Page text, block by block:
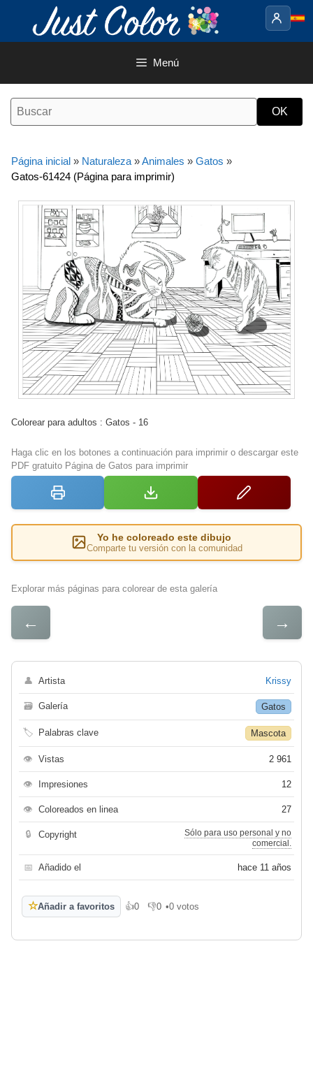
contenido
Menú
Página inicial » Naturaleza »Animales » Gatos »
Gatos-61424 (Página para imprimir)
Colorear para adultos : Gatos - 16
Haga clic en los botones a continuación para imprimir o descargar este
PDF gratuito Página de Gatos para imprimir
Yo he coloreado este dibujo
Comparte tu versión con la comunidad
Explorar más páginas para colorear de esta galería
← →
👤 Artista Krissy
🗃 Galería Gatos
🏷 Palabras clave Mascota
👁 Vistas 2 961
👁 Impresiones 12
👁 Coloreados en linea 27
🔒 Copyright
Sólo para uso personal y no
comercial.
📅 Añadido el hace 11 años
☆Añadir a favoritos 👍0
Me gusta
👎0
No me gusta
•0 votos